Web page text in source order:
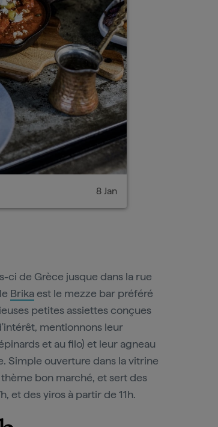
8 Jan
ci de Grèce jusque dans la rue
Brikaest le mezze bar préféré
petites assiettes conçues
mentionnons leur
et au filo) et leur agneau
Simple ouverture dans la vitrine
bon marché, et sert des
et des yiros à partir de 11h.